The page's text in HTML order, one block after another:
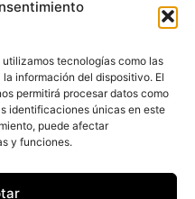
tecnologías como las
información del dispositivo. El
permitirá procesar datos como
identificaciones únicas en este
puede afectar
y funciones.
su
de
una nueva